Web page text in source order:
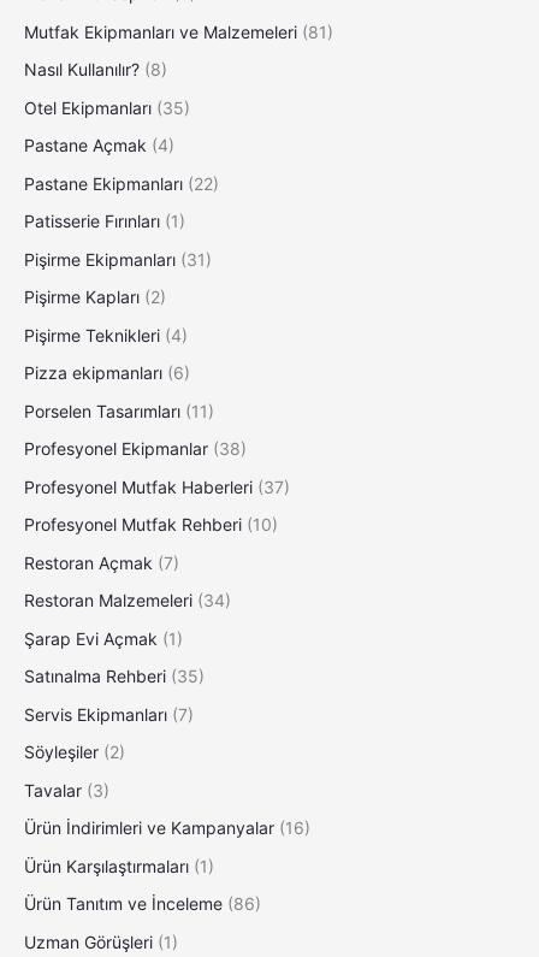
Mutfak Ekipmanları ve Malzemeleri (81)
Nasıl Kullanılır? (8)
Otel Ekipmanları (35)
Pastane Açmak (4)
Pastane Ekipmanları (22)
Patisserie Fırınları (1)
Pişirme Ekipmanları (31)
Pişirme Kapları (2)
Pişirme Teknikleri (4)
Pizza ekipmanları (6)
Porselen Tasarımları (11)
Profesyonel Ekipmanlar (38)
Profesyonel Mutfak Haberleri (37)
Profesyonel Mutfak Rehberi (10)
Restoran Açmak (7)
Restoran Malzemeleri (34)
Şarap Evi Açmak (1)
Satınalma Rehberi (35)
Servis Ekipmanları (7)
Söyleşiler (2)
Tavalar (3)
Ürün İndirimleri ve Kampanyalar (16)
Ürün Karşılaştırmaları (1)
Ürün Tanıtım ve İnceleme (86)
Uzman Görüşleri (1)